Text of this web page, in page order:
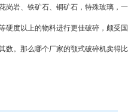
岗岩、铁矿石、铜矿石，特殊玻璃，一
硬度以上的物料进行更佳破碎，颇受国
数。那么哪个厂家的颚式破碎机卖得比